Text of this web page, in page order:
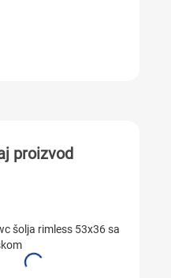
proizvod
šolja rimless 53x36 sa